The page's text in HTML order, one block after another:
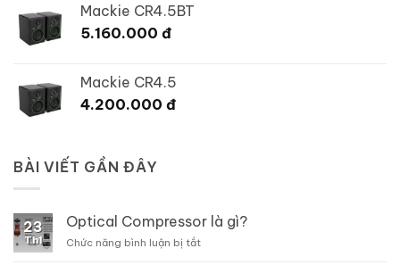
Mackie CR4.5BT
5.160.000 đ
Mackie CR4.5
4.200.000 đ
BÀI VIẾT GẦN ĐÂY
23
Th1
Optical Compressor là gì?
Chức năng bình luận bị tắtở